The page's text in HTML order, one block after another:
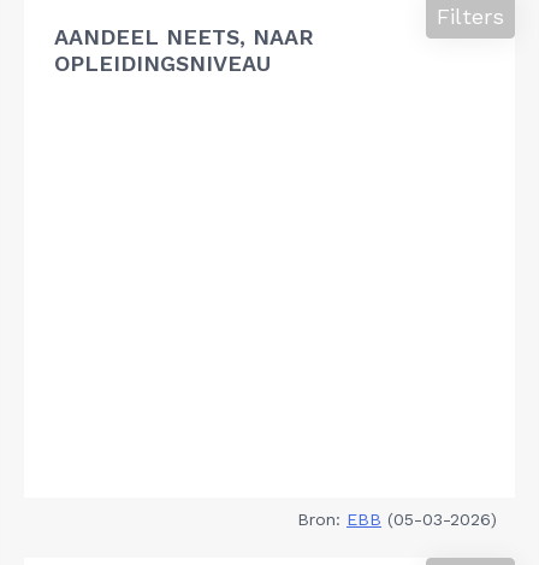
AANDEEL NEETS, NAAR
OPLEIDINGSNIVEAU
Filters
Bron: EBB (05-03-2026)